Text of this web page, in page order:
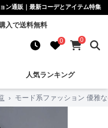
ン通販｜最新コーデとアイテム特集
入で送料無料
0 0
人気ランキング
› モード系ファッション 優雅